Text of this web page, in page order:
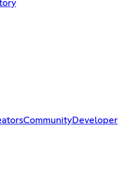
CommunityDeveloper